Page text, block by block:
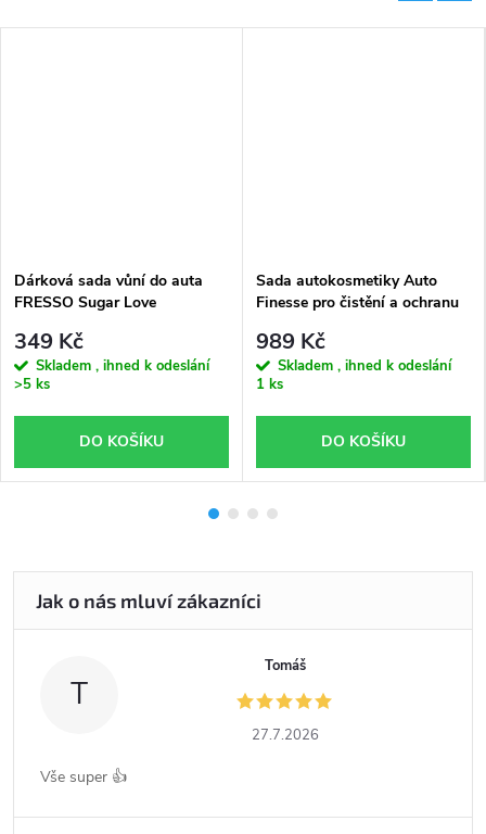
Dárková sada vůní do auta
FRESSO Sugar Love
349 Kč
Skladem , ihned k odeslání
>5 ks
DO KOŠÍKU
Sada autokosmetiky Auto
Finesse pro čistění a ochranu
989 Kč
Skladem , ihned k odeslání
1 ks
DO KOŠÍKU
T
Tomáš
27.7.2026
Vše super 👍